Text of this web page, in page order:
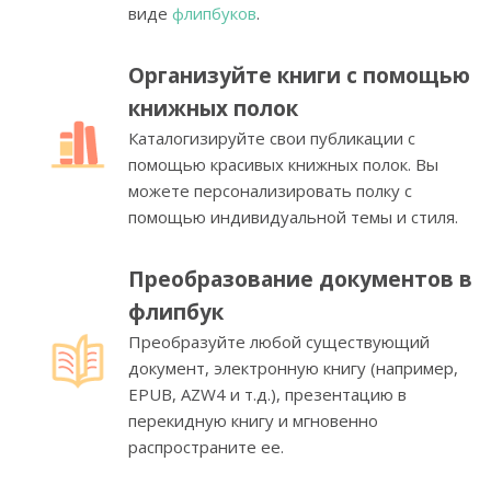
виде флипбуков.
Организуйте книги с помощью
книжных полок
Каталогизируйте свои публикации с
помощью красивых книжных полок. Вы
можете персонализировать полку с
помощью индивидуальной темы и стиля.
Преобразование документов в
флипбук
Преобразуйте любой существующий
документ, электронную книгу (например,
EPUB, AZW4 и т.д.), презентацию в
перекидную книгу и мгновенно
распространите ее.